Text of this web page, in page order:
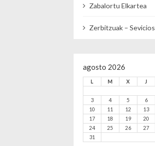
Zabalortu Elkartea
Zerbitzuak – Sevicios
agosto 2026
L M X J
3
4 5 6
10
11 12 13
17
18 19 20
24
25 26 27
31